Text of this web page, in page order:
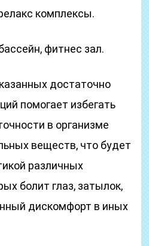
комплексы.
фитнес зал.
достаточно
помогает избегать
в организме
веществ, что будет
различных
болит глаз, затылок,
дискомфорт в иных